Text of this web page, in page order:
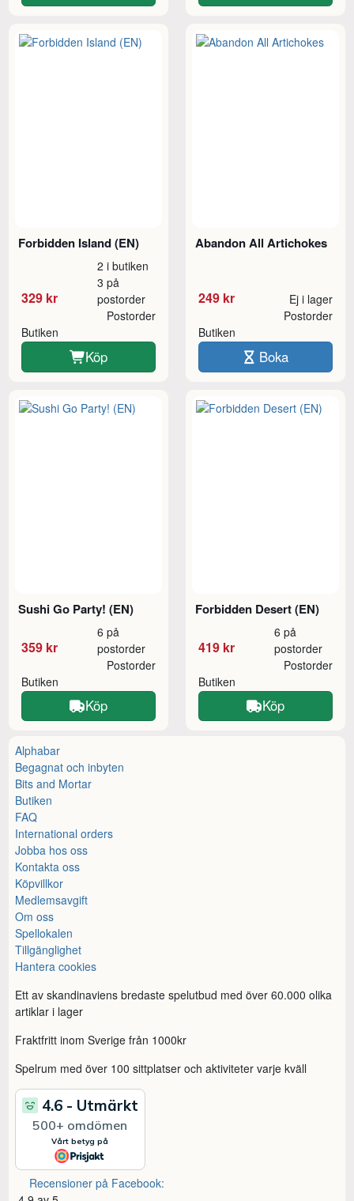
Forbidden Island (EN)
329 kr
2 i butiken
3 på
postorder
Butiken
Postorder
Köp
Abandon All Artichokes
249 kr Ej i lager
Butiken
Postorder
Boka
Sushi Go Party! (EN)
359 kr
6 på
postorder
Butiken
Postorder
Köp
Forbidden Desert (EN)
419 kr
6 på
postorder
Butiken
Postorder
Köp
Alphabar
Begagnat och inbyten
Bits and Mortar
Butiken
FAQ
International orders
Jobba hos oss
Kontakta oss
Köpvillkor
Medlemsavgift
Om oss
Spellokalen
Tillgänglighet
Hantera cookies
Ett av skandinaviens bredaste spelutbud med över 60.000 olika
artiklar i lager
Fraktfritt inom Sverige från 1000kr
Spelrum med över 100 sittplatser och aktiviteter varje kväll
Recensioner på Facebook: